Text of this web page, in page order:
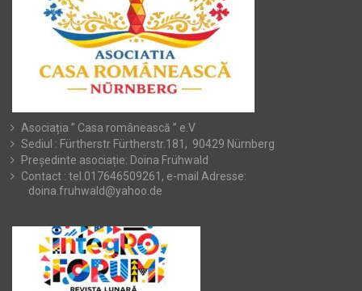
Asociația ” Casa românească ” e.V
Sediul : Fürtherstr Fürtherstr.181, 90429 Nürnberg
Președinte asociație: Doina Frühwald
Contact : tel.017646509261, e-mail Adresse:
doina.fruhwald@yahoo.de